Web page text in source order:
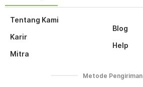
Tentang Kami
Karir
Mitra
Blog
Help
Metode Pengiriman